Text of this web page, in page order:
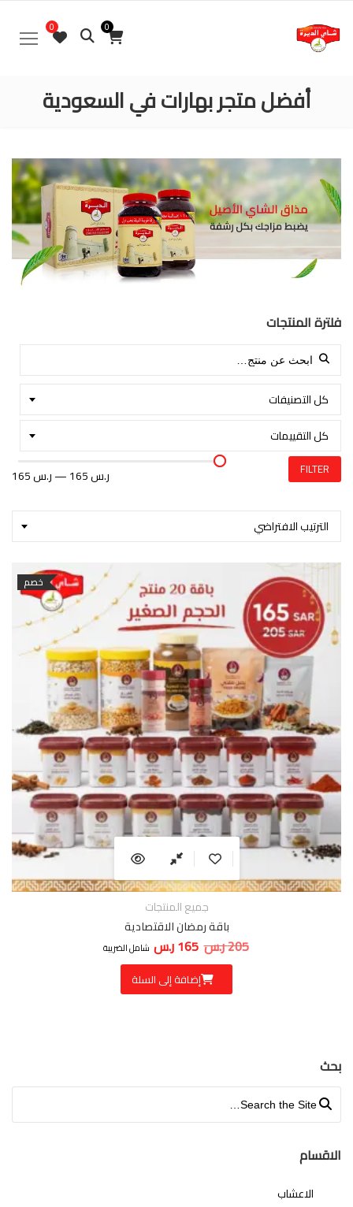
0
0
أفضل متجر بهارات في السعودية
فلترة المنتجات
Search for:
كل التصنيفات
كل التقييمات
165 ر.س— 165 ر.س FILTER
الترتيب الافتراضي
خصم
جميع المنتجات
باقة رمضان الاقتصادية
205ر.س السعر الأصلي هو: 205 ر.س.
165ر.س السعر الحالي هو: 165 ر.س.
شامل الضريبة
إضافة إلى السلة
بحث
Search for:
الاقسام
الاعشاب